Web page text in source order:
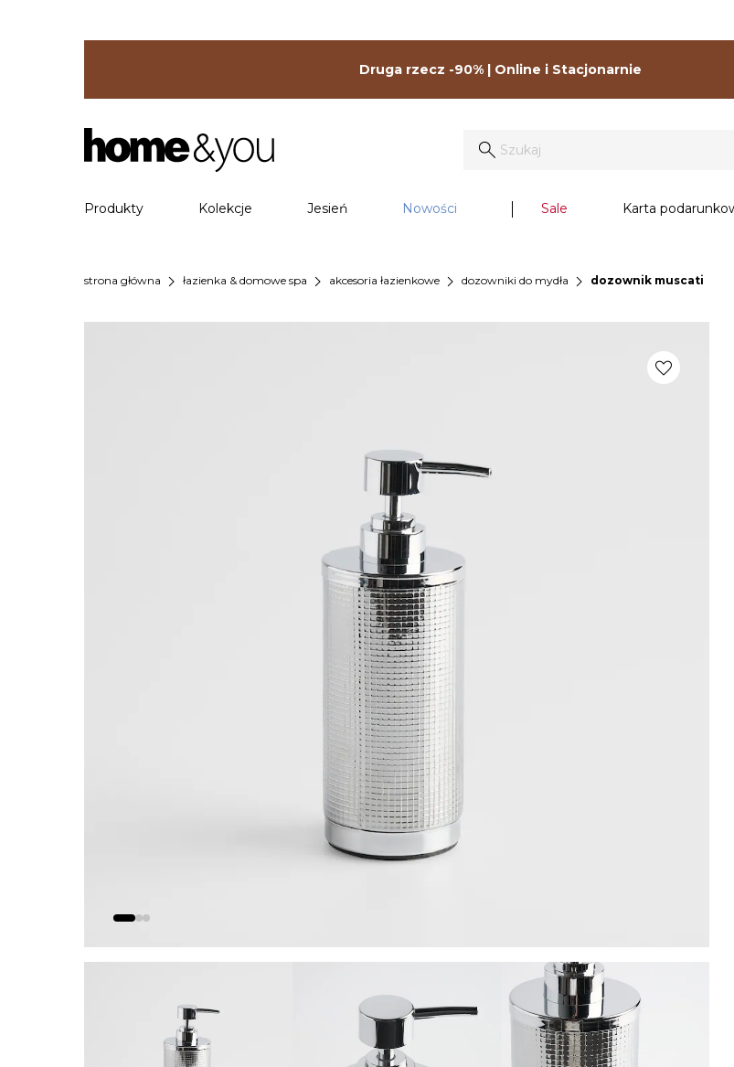
Druga rzecz -90% | Online i Stacjonarnie
Produkty Kolekcje Jesień Nowości Sale Karta
strona główna chevron_right łazienka & domowe spa chevron_right akcesoria łazienkowe chevron_right dozowniki do mydła chevron_right dozownik muscati
favorite